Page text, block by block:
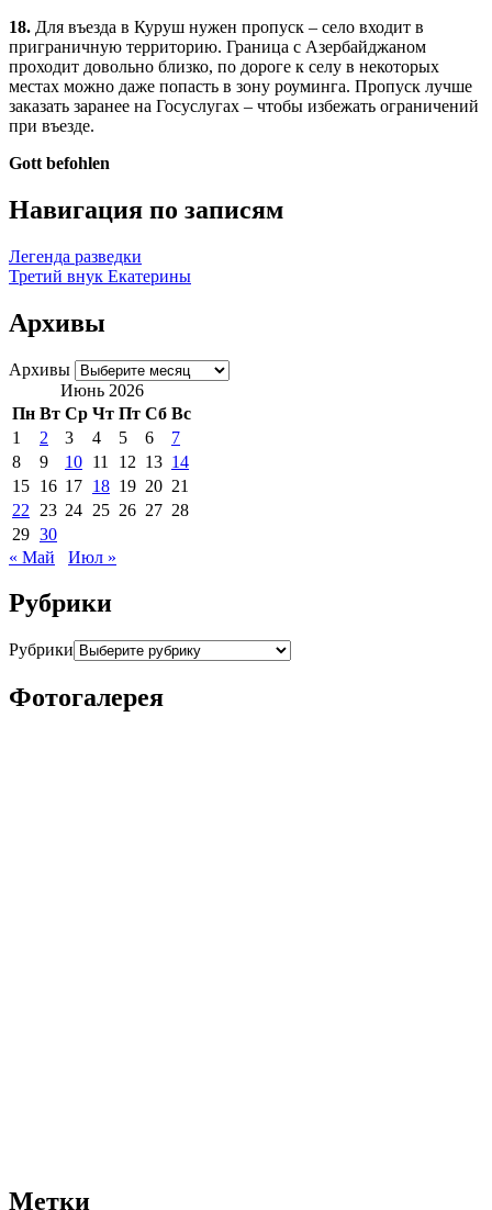
18. Для въезда в Куруш нужен пропуск – село входит в
приграничную территорию. Граница с Азербайджаном
проходит довольно близко, по дороге к селу в некоторых
местах можно даже попасть в зону роуминга. Пропуск лучше
заказать заранее на Госуслугах – чтобы избежать ограничений
при въезде.
Gott befohlen
Навигация по записям
Легенда разведки
Третий внук Екатерины
Архивы
Архивы
Июнь 2026
Пн Вт Ср Чт Пт Сб Вс
1
2 3 4 5 6
7
8
9 10 11 12 13 14
15 16 17 18 19 20 21
22
23 24 25 26 27 28
29 30
« Май
Июл »
Рубрики
Рубрики
Фотогалерея
Метки